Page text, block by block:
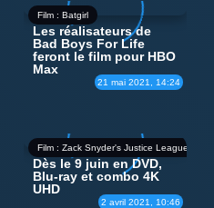
Film : Batgirl
21 mai 2021, 14:24
Les réalisateurs de
Bad Boys For Life
feront le film pour HBO
Max
Film : Zack Snyder's Justice League
2 avril 2021, 10:46
Dès le 9 juin en DVD,
Blu-ray et combo 4K
UHD